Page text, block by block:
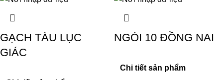
GẠCH TÀU LỤC
GIÁC
NGÓI 10 ĐỒNG NAI
Chi tiết sản phẩm